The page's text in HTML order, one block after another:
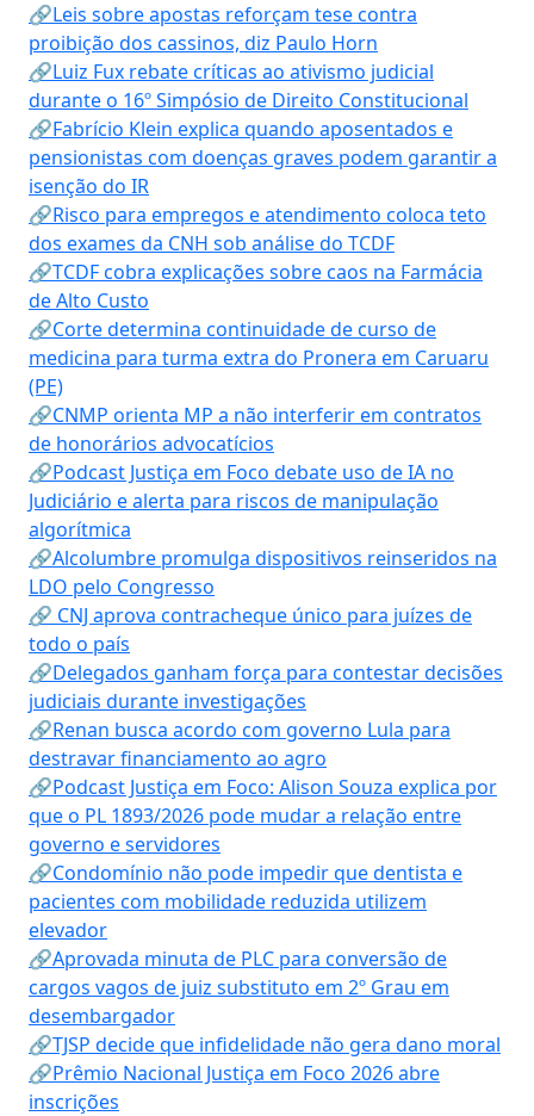
🔗Leis sobre apostas reforçam tese contra
proibição dos cassinos, diz Paulo Horn
🔗Luiz Fux rebate críticas ao ativismo judicial
durante o 16º Simpósio de Direito Constitucional
🔗Fabrício Klein explica quando aposentados e
pensionistas com doenças graves podem garantir a
isenção do IR
🔗Risco para empregos e atendimento coloca teto
dos exames da CNH sob análise do TCDF
🔗TCDF cobra explicações sobre caos na Farmácia
de Alto Custo
🔗Corte determina continuidade de curso de
medicina para turma extra do Pronera em Caruaru
(PE)
🔗CNMP orienta MP a não interferir em contratos
de honorários advocatícios
🔗Podcast Justiça em Foco debate uso de IA no
Judiciário e alerta para riscos de manipulação
algorítmica
🔗Alcolumbre promulga dispositivos reinseridos na
LDO pelo Congresso
🔗 CNJ aprova contracheque único para juízes de
todo o país
🔗Delegados ganham força para contestar decisões
judiciais durante investigações
🔗Renan busca acordo com governo Lula para
destravar financiamento ao agro
🔗Podcast Justiça em Foco: Alison Souza explica por
que o PL 1893/2026 pode mudar a relação entre
governo e servidores
🔗Condomínio não pode impedir que dentista e
pacientes com mobilidade reduzida utilizem
elevador
🔗Aprovada minuta de PLC para conversão de
cargos vagos de juiz substituto em 2º Grau em
desembargador
🔗TJSP decide que infidelidade não gera dano moral
🔗Prêmio Nacional Justiça em Foco 2026 abre
inscrições